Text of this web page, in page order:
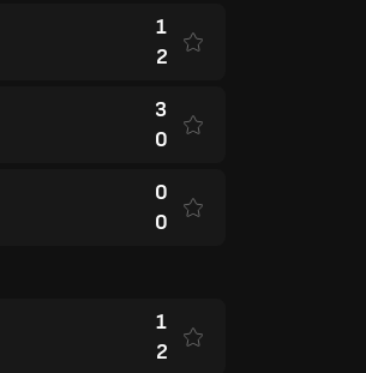
1
2
3
0
0
0
1
2